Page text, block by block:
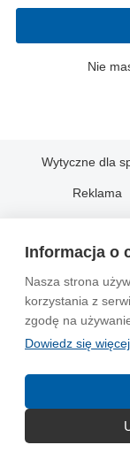
Informacja o
Nasza strona
korzystania z
zgodę na
Dowiedz się więcej
Nie
Wytyczne dla
Reklama